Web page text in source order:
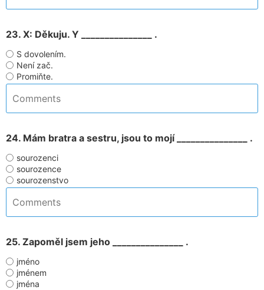
23. X: Děkuju. Y _______________ .
S dovolením.
Není zač.
Promiňte.
24. Mám bratra a sestru, jsou to mojí _______________ .
sourozenci
sourozence
sourozenstvo
25. Zapoměl jsem jeho _______________ .
jméno
jménem
jména